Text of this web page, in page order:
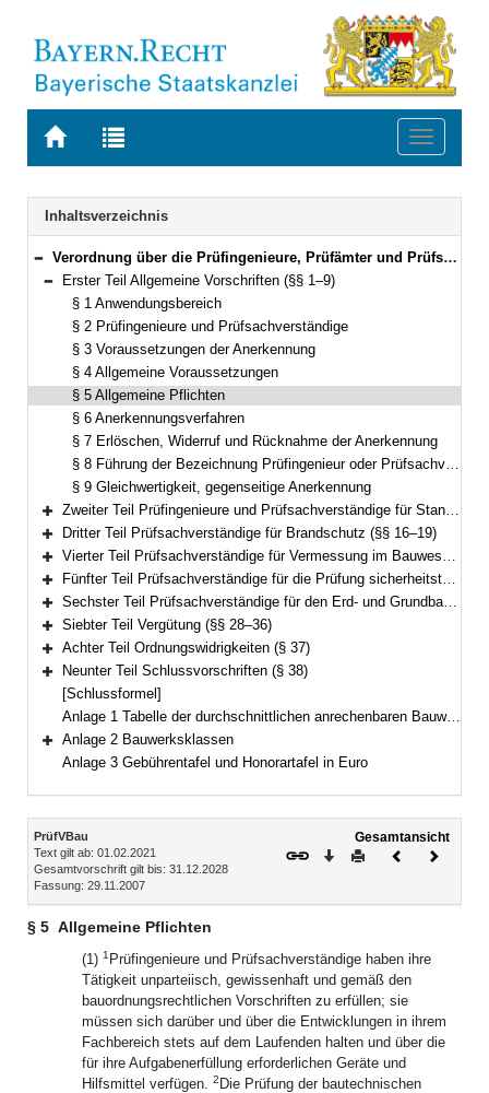
Zur
BAYERN.RECHT
Zur
letzten
Suche
Toggle
Navigation
Inhaltsverzeichnis
Bereich reduzieren
Verordnung über die Prüfingenieure, Prüfämter und Prüfsachverständigen im Bauwesen (Prüfsachverständigenverordnung – PrüfVBau) Vom 29. November 2007 (GVBl. S. 829) BayRS 2132-1-10-B (§§ 1–38)
Bereich reduzieren
Erster Teil Allgemeine Vorschriften (§§ 1–9)
§ 1 Anwendungsbereich
§ 2 Prüfingenieure und Prüfsachverständige
§ 3 Voraussetzungen der Anerkennung
§ 4 Allgemeine Voraussetzungen
§ 5 Allgemeine Pflichten
§ 6 Anerkennungsverfahren
§ 7 Erlöschen, Widerruf und Rücknahme der Anerkennung
§ 8 Führung der Bezeichnung Prüfingenieur oder Prüfsachverständiger
§ 9 Gleichwertigkeit, gegenseitige Anerkennung
Bereich erweitern
Zweiter Teil Prüfingenieure und Prüfsachverständige für Standsicherheit; Prüfämter für Standsicherheit, Typenprüfung (§§ 10–15)
Bereich erweitern
Dritter Teil Prüfsachverständige für Brandschutz (§§ 16–19)
Bereich erweitern
Vierter Teil Prüfsachverständige für Vermessung im Bauwesen (§§ 20–21)
Bereich erweitern
Fünfter Teil Prüfsachverständige für die Prüfung sicherheitstechnischer Anlagen und Einrichtungen (§§ 22–24)
Bereich erweitern
Sechster Teil Prüfsachverständige für den Erd- und Grundbau (§§ 25–27)
Bereich erweitern
Siebter Teil Vergütung (§§ 28–36)
Bereich erweitern
Achter Teil Ordnungswidrigkeiten (§ 37)
Bereich erweitern
Neunter Teil Schlussvorschriften (§ 38)
[Schlussformel]
Anlage 1 Tabelle der durchschnittlichen anrechenbaren Bauwerte je Kubikmeter Brutto-Rauminhalt
Bereich erweitern
Anlage 2 Bauwerksklassen
Anlage 3 Gebührentafel und Honorartafel in Euro
Inhalt
PrüfVBau
Text gilt ab: 01.02.2021
Gesamtvorschrift gilt bis: 31.12.2028
Fassung: 29.11.2007
Gesamtansicht
Download
DruckenVorheriges
§ 5 Allgemeine Pflichten
(1) 1 Prüfingenieure und Prüfsachverständige haben ihre
Tätigkeit unparteiisch, gewissenhaft und gemäß den
bauordnungsrechtlichen Vorschriften zu erfüllen; sie
müssen sich darüber und über die Entwicklungen in ihrem
Fachbereich stets auf dem Laufenden halten und über die
für ihre Aufgabenerfüllung erforderlichen Geräte und
Hilfsmittel verfügen. 2 Die Prüfung der bautechnischen